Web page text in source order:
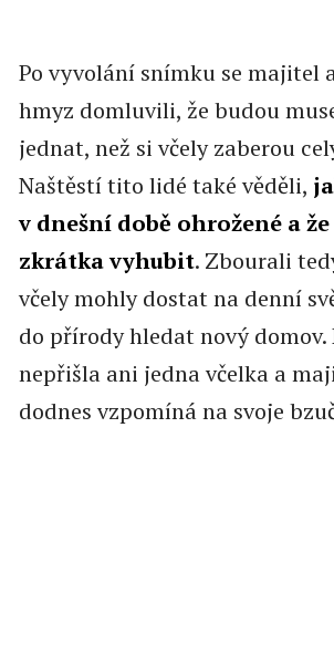
Po vyvolání snímku se majitel
hmyz domluvili, že budou
jednat, než si včely zaberou
Naštěstí tito lidé také věděli,
v dnešní době ohrožené a
zkrátka vyhubit. Zbourali
včely mohly dostat na denní
do přírody hledat nový domov.
nepřišla ani jedna včelka a
dodnes vzpomíná na svoje